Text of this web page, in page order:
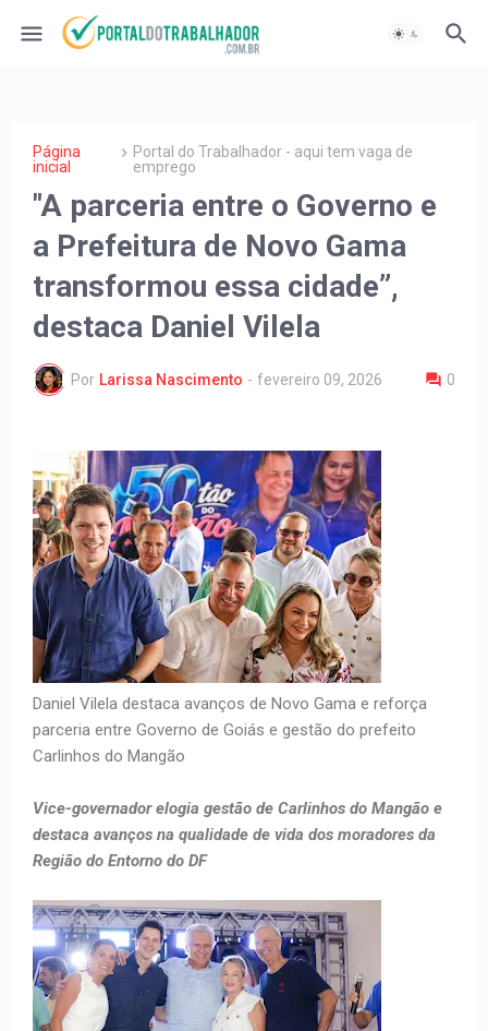
Página
inicial
Portal do Trabalhador - aqui tem vaga de
emprego
"A parceria entre o Governo e
a Prefeitura de Novo Gama
transformou essa cidade”,
destaca Daniel Vilela
Por Larissa Nascimento - fevereiro 09, 2026 0
Daniel Vilela destaca avanços de Novo Gama e reforça
parceria entre Governo de Goiás e gestão do prefeito
Carlinhos do Mangão
Vice-governador elogia gestão de Carlinhos do Mangão e
destaca avanços na qualidade de vida dos moradores da
Região do Entorno do DF